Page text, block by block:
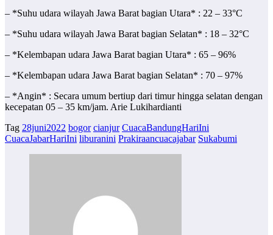
– *Suhu udara wilayah Jawa Barat bagian Utara* : 22 – 33°C
– *Suhu udara wilayah Jawa Barat bagian Selatan* : 18 – 32°C
– *Kelembapan udara Jawa Barat bagian Utara* : 65 – 96%
– *Kelembapan udara Jawa Barat bagian Selatan* : 70 – 97%
– *Angin* : Secara umum bertiup dari timur hingga selatan dengan
kecepatan 05 – 35 km/jam. Arie Lukihardianti
Tag 28juni2022 bogor cianjur CuacaBandungHariIni
CuacaJabarHariIni liburanini Prakiraancuacajabar Sukabumi